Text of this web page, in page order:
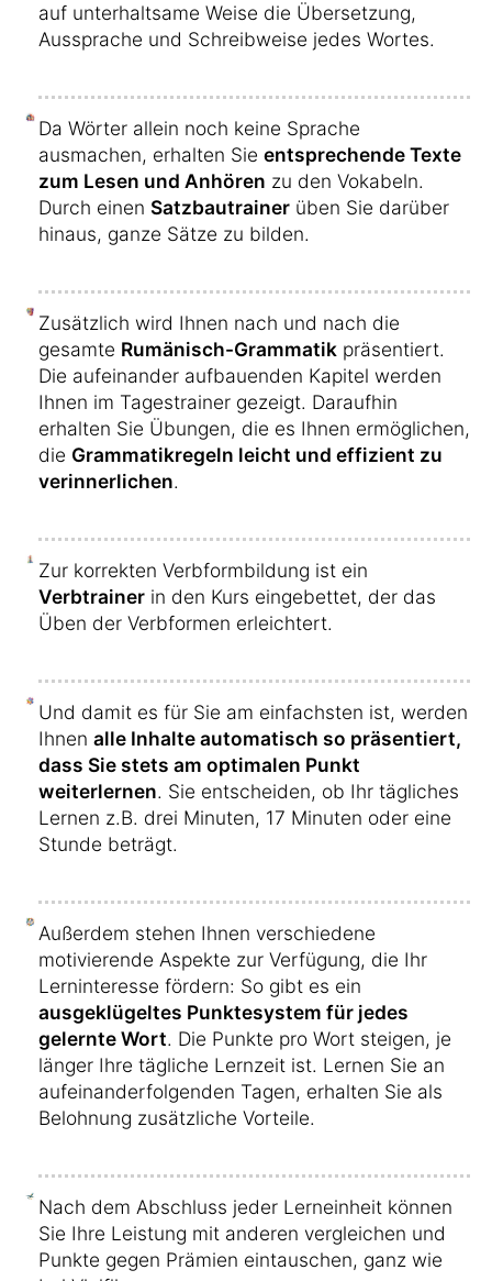
auf unterhaltsame Weise die Übersetzung,
Aussprache und Schreibweise jedes Wortes.
Da Wörter allein noch keine Sprache
ausmachen, erhalten Sie entsprechende Texte
zum Lesen und Anhören zu den Vokabeln.
Durch einen Satzbautrainer üben Sie darüber
hinaus, ganze Sätze zu bilden.
Zusätzlich wird Ihnen nach und nach die
gesamte Rumänisch-Grammatik präsentiert.
Die aufeinander aufbauenden Kapitel werden
Ihnen im Tagestrainer gezeigt. Daraufhin
erhalten Sie Übungen, die es Ihnen ermöglichen,
die Grammatikregeln leicht und effizient zu
verinnerlichen.
Zur korrekten Verbformbildung ist ein
Verbtrainer in den Kurs eingebettet, der das
Üben der Verbformen erleichtert.
Und damit es für Sie am einfachsten ist, werden
Ihnen alle Inhalte automatisch so präsentiert,
dass Sie stets am optimalen Punkt
weiterlernen. Sie entscheiden, ob Ihr tägliches
Lernen z.B. drei Minuten, 17 Minuten oder eine
Stunde beträgt.
Außerdem stehen Ihnen verschiedene
motivierende Aspekte zur Verfügung, die Ihr
Lerninteresse fördern: So gibt es ein
ausgeklügeltes Punktesystem für jedes
gelernte Wort. Die Punkte pro Wort steigen, je
länger Ihre tägliche Lernzeit ist. Lernen Sie an
aufeinanderfolgenden Tagen, erhalten Sie als
Belohnung zusätzliche Vorteile.
Nach dem Abschluss jeder Lerneinheit können
Sie Ihre Leistung mit anderen vergleichen und
Punkte gegen Prämien eintauschen, ganz wie